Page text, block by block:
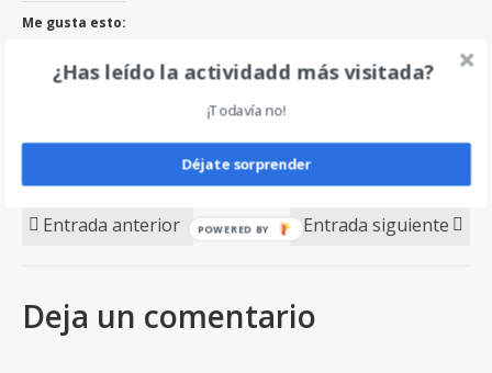
Me gusta esto:
Cueva de los Potros ,Ladera de los Tejos
Brava,Laguna de los Patos,Laguna Larga,Laguna Negra,Lagunas de Neila,Peña Aguda,
Entrada anterior Entrada siguiente
Deja un comentario
¿Has leído la actividadd más visitada?
¡Todavía no!
Déjate sorprender